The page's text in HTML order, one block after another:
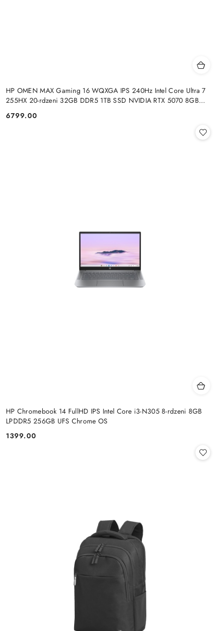
HP OMEN MAX Gaming 16 WQXGA IPS 240Hz Intel Core Ultra 7
255HX 20-rdzeni 32GB DDR5 1TB SSD NVIDIA RTX 5070 8GB
Cena:
6799.00
HP Chromebook 14 FullHD IPS Intel Core i3-N305 8-rdzeni 8GB
LPDDR5 256GB UFS Chrome OS
Cena:
1399.00